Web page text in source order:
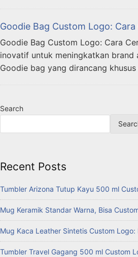
Goodie Bag Custom Logo:
Goodie Bag Custom Logo: Cara
inovatif untuk meningkatkan brand
Goodie bag yang dirancang
Search
Recent Posts
Tumbler Arizona Tutup Kayu 500 ml
Mug Keramik Standar Warna, Bisa
Mug Kaca Leather Sintetis Custom
Tumbler Travel Gagang 500 ml Custom